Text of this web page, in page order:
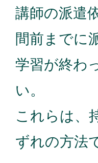
講師の派遣
間前までに
学習が終わ
い。
これらは、
ずれの方法